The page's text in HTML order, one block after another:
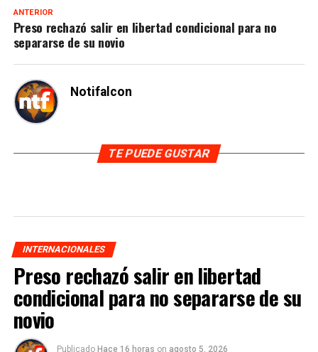
ANTERIOR
Preso rechazó salir en libertad condicional para no
separarse de su novio
Notifalcon
TE PUEDE GUSTAR
INTERNACIONALES
Preso rechazó salir en libertad
condicional para no separarse de su
novio
Publicado Hace 16 horas on agosto 5, 2026